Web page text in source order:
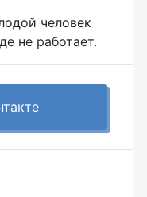
человек
не работает.